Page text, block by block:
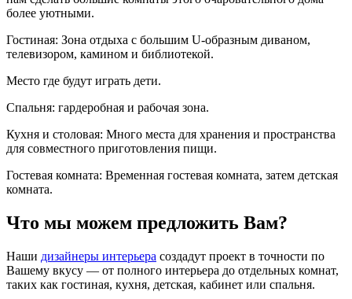
более уютными.
Гостиная: Зона отдыха с большим U-образным диваном,
телевизором, камином и библиотекой.
Место где будут играть дети.
Спальня: гардеробная и рабочая зона.
Кухня и столовая: Много места для хранения и пространства
для совместного приготовления пищи.
Гостевая комната: Временная гостевая комната, затем детская
комната.
Что мы можем предложить Вам?
Наши дизайнеры интерьера создадут проект в точности по
Вашему вкусу — от полного интерьера до отдельных комнат,
таких как гостиная, кухня, детская, кабинет или спальня.